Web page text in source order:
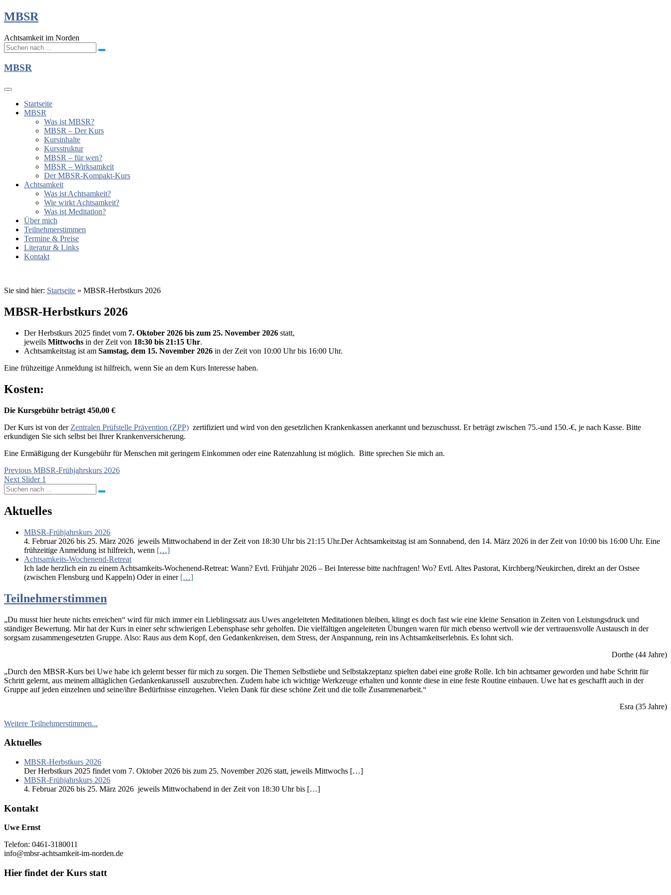
MBSR
Achtsamkeit im Norden
MBSR
Startseite
MBSR
Was ist MBSR?
MBSR – Der Kurs
Kursinhalte
Kursstruktur
MBSR – für wen?
MBSR – Wirksamkeit
Der MBSR-Kompakt-Kurs
Achtsamkeit
Was ist Achtsamkeit?
Wie wirkt Achtsamkeit?
Was ist Meditation?
Über mich
Teilnehmerstimmen
Termine & Preise
Literatur & Links
Kontakt
Sie sind hier: Startseite » MBSR-Herbstkurs 2026
MBSR-Herbstkurs 2026
Der Herbstkurs 2025 findet vom 7. Oktober 2026 bis zum 25. November 2026 statt,
jeweils Mittwochs in der Zeit von 18:30 bis 21:15 Uhr.
Achtsamkeitstag ist am Samstag, dem 15. November 2026 in der Zeit von 10:00 Uhr bis 16:00 Uhr.
Eine frühzeitige Anmeldung ist hilfreich, wenn Sie an dem Kurs Interesse haben.
Kosten:
Die Kursgebühr beträgt 450,00 €
Der Kurs ist von der Zentralen Prüfstelle Prävention (ZPP) zertifiziert und wird von den gesetzlichen Krankenkassen anerkannt und bezuschusst. Er beträgt zwischen 75.-und 150.-€, je nach Kasse. Bitte
erkundigen Sie sich selbst bei Ihrer Krankenversicherung.
Eine Ermäßigung der Kursgebühr für Menschen mit geringem Einkommen oder eine Ratenzahlung ist möglich. Bitte sprechen Sie mich an.
Beitragsnavigation
Previous Previous
post:
MBSR-Frühjahrskurs 2026
Next Next
post:
Slider 1
Aktuelles
MBSR-Frühjahrskurs 2026
4. Februar 2026 bis 25. März 2026 jeweils Mittwochabend in der Zeit von 18:30 Uhr bis 21:15 Uhr.Der Achtsamkeitstag ist am Sonnabend, den 14. März 2026 in der Zeit von 10:00 bis 16:00 Uhr. Eine
frühzeitige Anmeldung ist hilfreich, wenn […]
Achtsamkeits-Wochenend-Retreat
Ich lade herzlich ein zu einem Achtsamkeits-Wochenend-Retreat: Wann? Evtl. Frühjahr 2026 – Bei Interesse bitte nachfragen! Wo? Evtl. Altes Pastorat, Kirchberg/Neukirchen, direkt an der Ostsee
(zwischen Flensburg und Kappeln) Oder in einer […]
Teilnehmerstimmen
„Du musst hier heute nichts erreichen“ wird für mich immer ein Lieblingssatz aus Uwes angeleiteten Meditationen bleiben, klingt es doch fast wie eine kleine Sensation in Zeiten von Leistungsdruck und
ständiger Bewertung. Mir hat der Kurs in einer sehr schwierigen Lebensphase sehr geholfen. Die vielfältigen angeleiteten Übungen waren für mich ebenso wertvoll wie der vertrauensvolle Austausch in der
sorgsam zusammengesetzten Gruppe. Also: Raus aus dem Kopf, den Gedankenkreisen, dem Stress, der Anspannung, rein ins Achtsamkeitserlebnis. Es lohnt sich.
Dorthe (44 Jahre)
„Durch den MBSR-Kurs bei Uwe habe ich gelernt besser für mich zu sorgen. Die Themen Selbstliebe und Selbstakzeptanz spielten dabei eine große Rolle. Ich bin achtsamer geworden und habe Schritt für
Schritt gelernt, aus meinem alltäglichen Gedankenkarussell auszubrechen. Zudem habe ich wichtige Werkzeuge erhalten und konnte diese in eine feste Routine einbauen. Uwe hat es geschafft auch in der
Gruppe auf jeden einzelnen und seine/ihre Bedürfnisse einzugehen. Vielen Dank für diese schöne Zeit und die tolle Zusammenarbeit.“
Esra (35 Jahre)
Weitere Teilnehmerstimmen...
Aktuelles
MBSR-Herbstkurs 2026
Der Herbstkurs 2025 findet vom 7. Oktober 2026 bis zum 25. November 2026 statt, jeweils Mittwochs […]
MBSR-Frühjahrskurs 2026
4. Februar 2026 bis 25. März 2026 jeweils Mittwochabend in der Zeit von 18:30 Uhr bis […]
Kontakt
Uwe Ernst
Telefon: 0461-3180011
info@mbsr-achtsamkeit-im-norden.de
Hier findet der Kurs statt